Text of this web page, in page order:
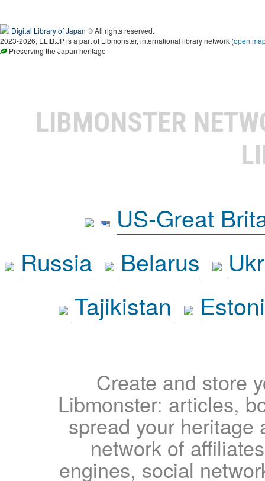
Digital Library of Japan ® All rights reserved.
2023-2026, ELIB.JP is a part of Libmonster, international library network (open
Preserving the Japan heritage
LIBMONSTER
US-Great
Russia
Belarus
Tajikistan
Create and store
Libmonster: articles,
spread your heritage
network of
engines, social